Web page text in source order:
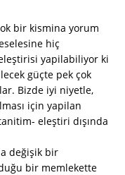
bir kismina yorum
hiç
yapilabiliyor ki
güçte pek çok
Bizde iyi niyetle,
için yapilan
eleştiri dışında
değişik bir
bir memlekette